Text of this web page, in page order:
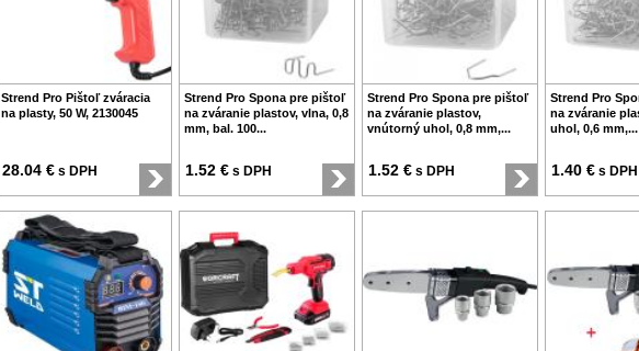
Strend Pro Pištoľ zváracia
na plasty, 50 W, 2130045
28.04 € s DPH
Strend Pro Spona pre pištoľ
na zváranie plastov, vlna, 0,8
mm, bal. 100...
1.52 € s DPH
Strend Pro Spona pre pištoľ
na zváranie plastov,
vnútorný uhol, 0,8 mm,...
1.52 € s DPH
Strend Pro
na zváranie
uhol, 0,6 mm,...
1.40 € s DPH